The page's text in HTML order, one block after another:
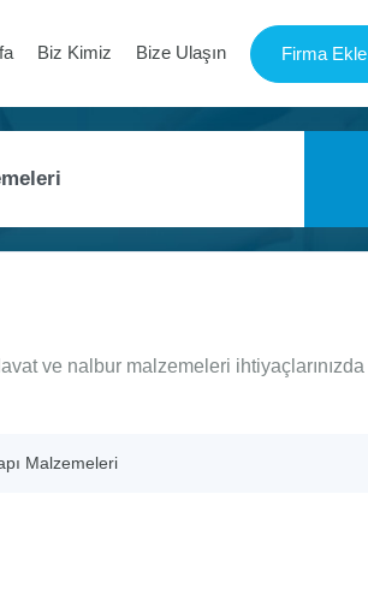
Biz Kimiz Bize Ulaşın Firma Ekle
ve nalbur malzemeleri ihtiyaçlarınızda
Malzemeleri